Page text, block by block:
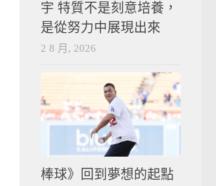
宇 特質不是刻意培養，
是從努力中展現出來
2 8 月, 2026
棒球》回到夢想的起點